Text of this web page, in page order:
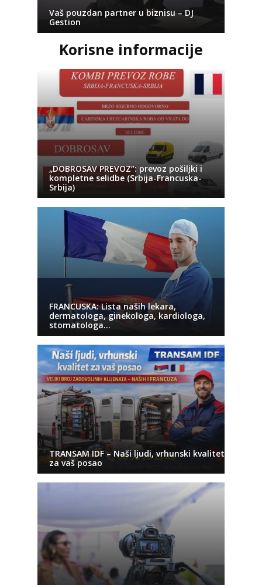
Vaš pouzdan partner u biznisu – DJ
Gestion
Korisne informacije
„DOBROSAV PREVOZ“: prevoz pošiljki i
kompletne selidbe (Srbija-Francuska-
Srbija)
FRANCUSKA: Lista naših lekara,
dermatologa, ginekologa, kardiologa,
stomatologa…
TRANSAM IDF – Naši ljudi, vrhunski kvalitet
za vaš posao